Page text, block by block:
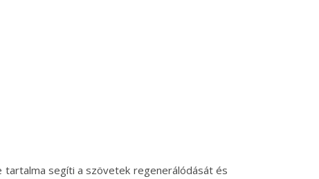
tartalma segíti a szövetek regenerálódását és